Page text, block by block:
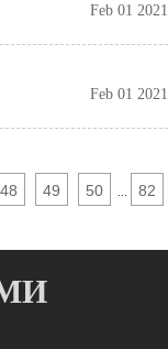
Feb 01 2021
Feb 01 2021
48 49 50
82